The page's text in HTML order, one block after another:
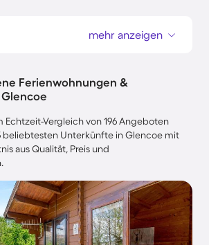
mehr anzeigen
Ferienwohnungen &
Echtzeit-Vergleich von 196 Angeboten
beliebtesten Unterkünfte in Glencoe mit
aus Qualität, Preis und